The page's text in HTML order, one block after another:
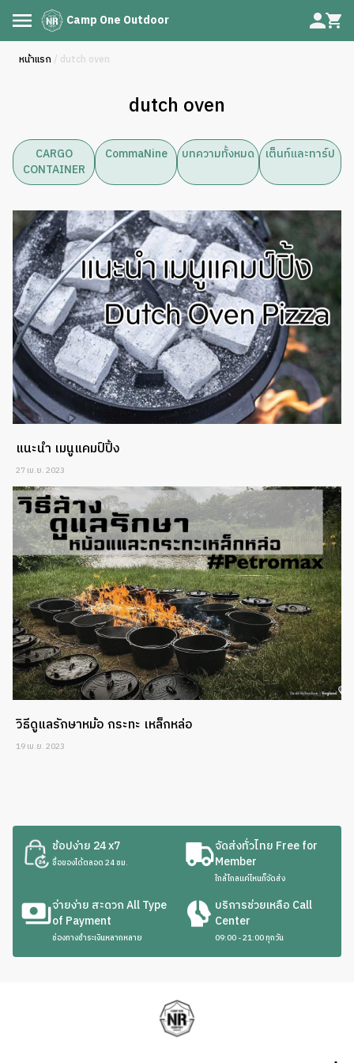
Camp One Outdoor
หน้าแรก / dutch oven
dutch oven
CARGO
CONTAINER
CommaNine บทความทั้งหมด เต็นท์และทาร์ป
แนะนำ เมนูแคมป์ปิ้ง
27 เม.ย. 2023
วิธีดูแลรักษาหม้อ กระทะ เหล็กหล่อ
19 เม.ย. 2023
ช้อปง่าย 24 x7
ซื้อของได้ตลอด 24 ชม.
จัดส่งทั่วไทย Free for
Member
ใกล้ไกลแค่ไหนก็จัดส่ง
จ่ายง่าย สะดวก All Type
of Payment
ช่องทางชำระเงินหลากหลาย
บริการช่วยเหลือ Call
Center
09:00 - 21:00 ทุกวัน